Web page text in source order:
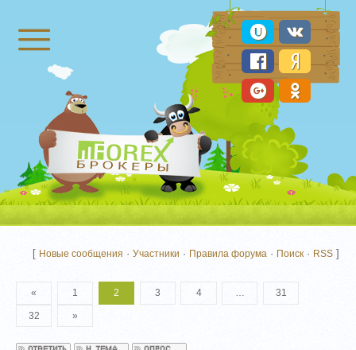
Брокеры Форекс
[ Новые сообщения ·Участники · Правила форума · Поиск · RSS ]
« 1 2 3 4 31
32 »